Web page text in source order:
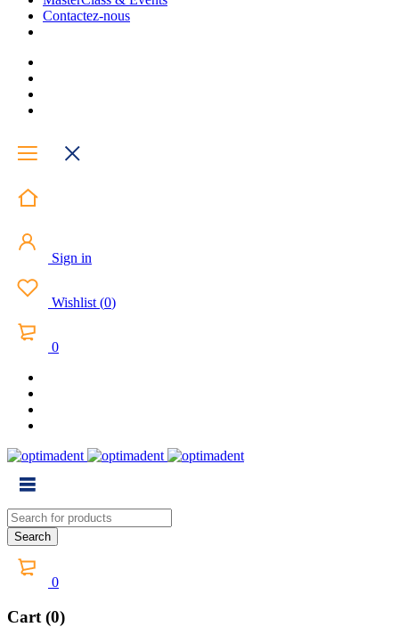
Contactez-nous
Sign in
Wishlist (0)
0
0
Cart (0)